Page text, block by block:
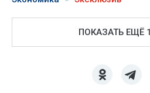
ПОКАЗАТЬ ЕЩЁ